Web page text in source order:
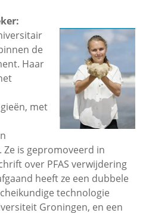
de
Haar
met
Ze is gepromoveerd in
over PFAS verwijdering
heeft ze een dubbele
technologie
Groningen, en een